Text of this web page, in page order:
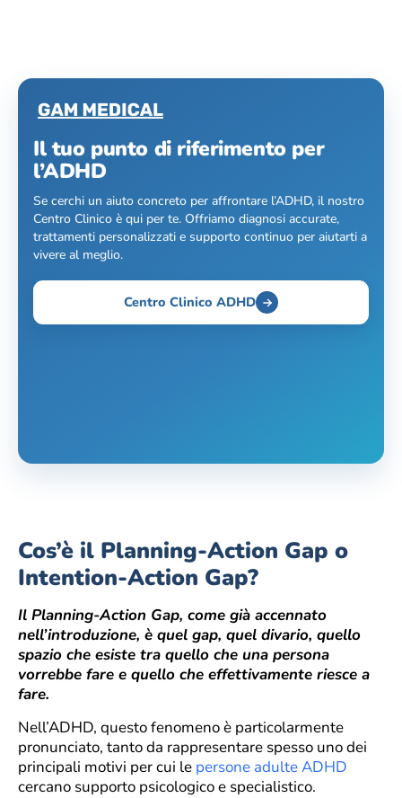
Il tuo punto di riferimento per
l’ADHD
Se cerchi un aiuto concreto per affrontare l’ADHD, il nostro
Centro Clinico è qui per te. Offriamo diagnosi accurate,
trattamenti personalizzati e supporto continuo per aiutarti a
vivere al meglio.
Centro Clinico ADHD
Cos’è il Planning-Action Gap o
Intention-Action Gap?
Il Planning-Action Gap, come già accennato
nell’introduzione, è quel gap, quel divario, quello
spazio che esiste tra quello che una persona
vorrebbe fare e quello che effettivamente riesce a
fare.
Nell’ADHD, questo fenomeno è particolarmente
pronunciato, tanto da rappresentare spesso uno dei
principali motivi per cui le persone adulte ADHD
cercano supporto psicologico e specialistico.